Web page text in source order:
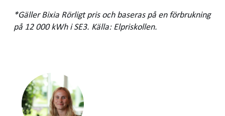
*Gäller Bixia Rörligt pris och baseras på en förbrukning
på 12 000 kWh i SE3. Källa: Elpriskollen.